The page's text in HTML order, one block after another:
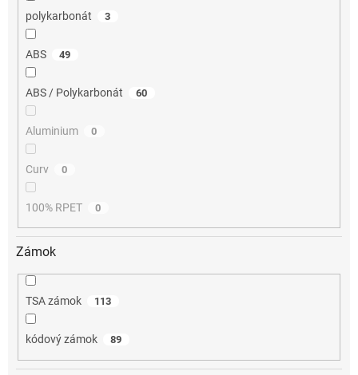
polykarbonát 3
ABS 49
ABS / Polykarbonát 60
Aluminium 0
Curv 0
100% RPET 0
Zámok
TSA zámok 113
kódový zámok 89